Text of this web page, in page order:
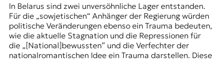
In Belarus sind zwei unversöhnliche Lager entstanden.
Für die „sowjetischen“ Anhänger der Regierung würden
politische Veränderungen ebenso ein Trauma bedeuten,
wie die aktuelle Stagnation und die Repressionen für
die „[National]bewussten” und die Verfechter der
nationalromantischen Idee ein Trauma darstellen. Diese